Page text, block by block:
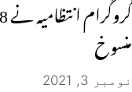
منسوخ
نومبر 3, 2021